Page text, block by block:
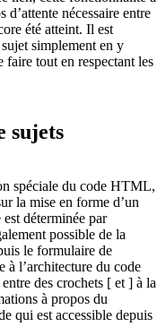
d’attente nécessaire entre
été atteint. Il est
simplement en y
faire tout en respectant les
sujets
spéciale du code HTML,
la mise en forme d’un
déterminée par
possible de la
le formulaire de
l’architecture du code
des crochets [ et ] à la
à propos du
qui est accessible depuis